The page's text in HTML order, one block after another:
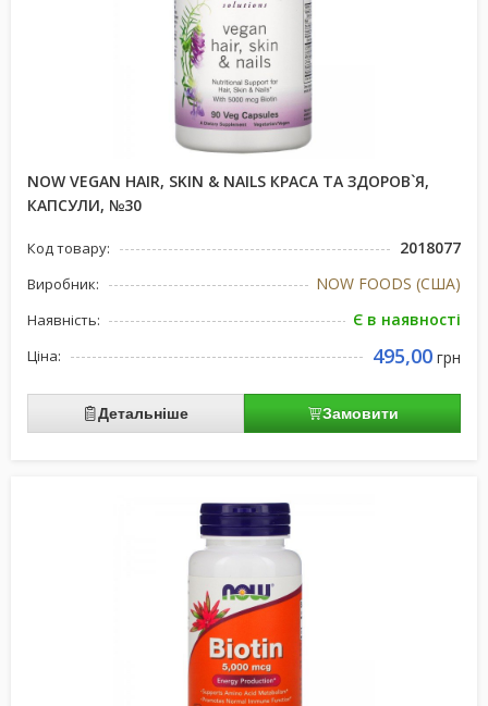
NOW VEGAN HAIR, SKIN & NAILS КРАСА ТА ЗДОРОВ`Я,
КАПСУЛИ, №30
Код товару: 2018077
Виробник: NOW FOODS (США)
Наявність: Є в наявності
Ціна: 495,00 грн
Детальніше Замовити